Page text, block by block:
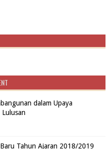
dalam Upaya
Tahun Ajaran 2018/2019